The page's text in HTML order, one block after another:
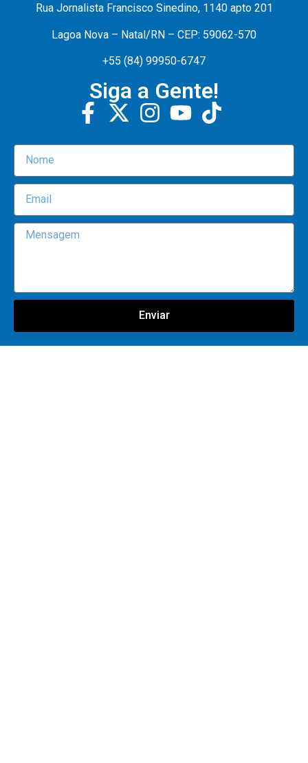
Rua Jornalista Francisco Sinedino, 1140 apto 201
Lagoa Nova – Natal/RN – CEP: 59062-570
+55 (84) 99950-6747
Siga a Gente!
Enviar